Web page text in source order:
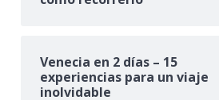
Venecia en 2 días – 15
experiencias para un viaje
inolvidable